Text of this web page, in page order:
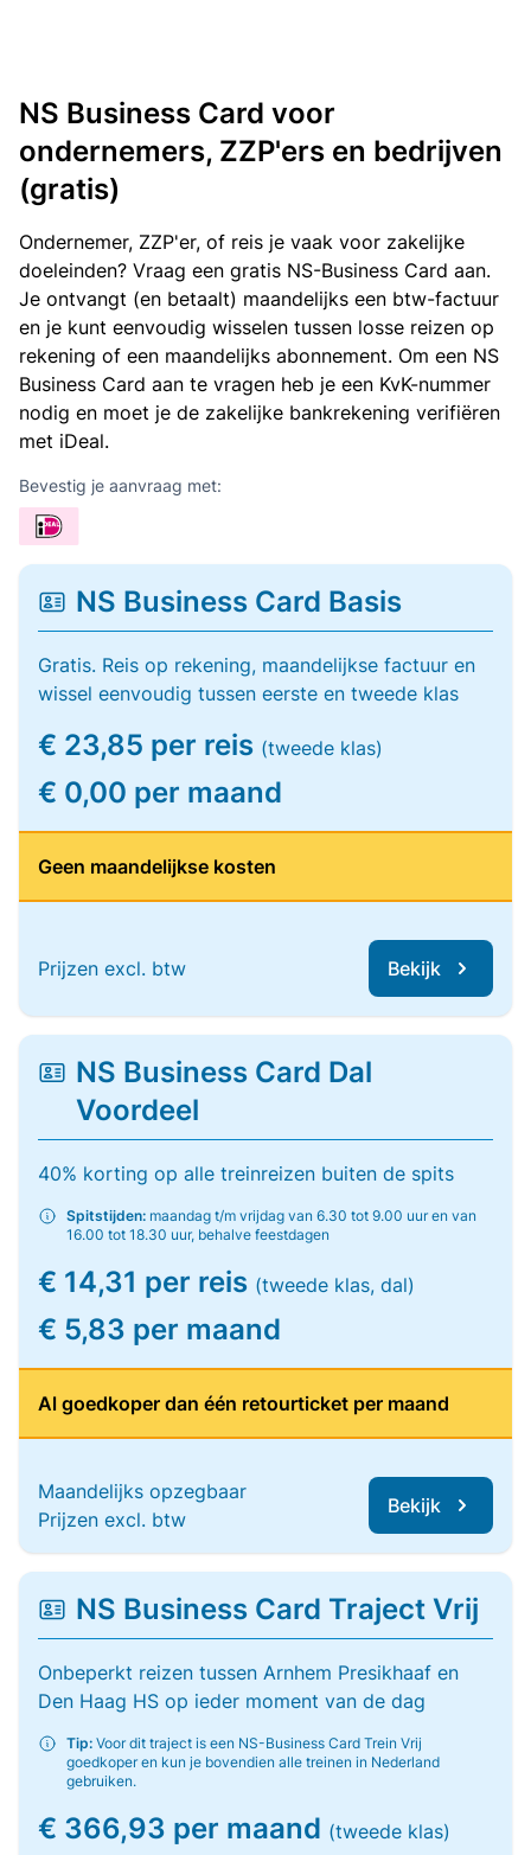
NS Business Card voor
ondernemers, ZZP'ers en bedrijven
(gratis)
Ondernemer, ZZP'er, of reis je vaak voor zakelijke
doeleinden? Vraag een gratis NS-Business Card aan.
Je ontvangt (en betaalt) maandelijks een btw-factuur
en je kunt eenvoudig wisselen tussen losse reizen op
rekening of een maandelijks abonnement. Om een NS
Business Card aan te vragen heb je een KvK-nummer
nodig en moet je de zakelijke bankrekening verifiëren
met iDeal.
Bevestig je aanvraag met:
NS Business Card Basis
Gratis. Reis op rekening, maandelijkse factuur en
wissel eenvoudig tussen eerste en tweede klas
€ 23,85 per reis (tweede klas)
€ 0,00 per maand
Geen maandelijkse kosten
Prijzen excl. btw Bekijk
NS Business Card Dal
Voordeel
40% korting op alle treinreizen buiten de spits
Spitstijden: maandag t/m vrijdag van 6.30 tot 9.00 uur en van
16.00 tot 18.30 uur, behalve feestdagen
€ 14,31 per reis (tweede klas, dal)
€ 5,83 per maand
Al goedkoper dan één retourticket per maand
Maandelijks opzegbaar
Prijzen excl. btw
Bekijk
NS Business Card Traject Vrij
Onbeperkt reizen tussen Arnhem Presikhaaf en
Den Haag HS op ieder moment van de dag
Tip: Voor dit traject is een NS-Business Card Trein Vrij
goedkoper en kun je bovendien alle treinen in Nederland
gebruiken.
€ 366,93 per maand (tweede klas)